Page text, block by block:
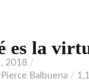
es la
2018
Balbuena